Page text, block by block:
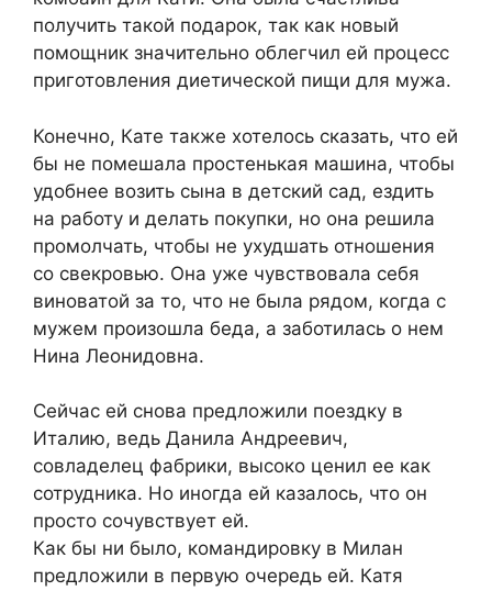
получить такой подарок, так как новый
помощник значительно облегчил ей процесс
приготовления диетической пищи для мужа.
Конечно, Кате также хотелось сказать, что ей
бы не помешала простенькая машина, чтобы
удобнее возить сына в детский сад, ездить
на работу и делать покупки, но она решила
промолчать, чтобы не ухудшать отношения
со свекровью. Она уже чувствовала себя
виноватой за то, что не была рядом, когда с
мужем произошла беда, а заботилась о нем
Нина Леонидовна.
Сейчас ей снова предложили поездку в
Италию, ведь Данила Андреевич,
совладелец фабрики, высоко ценил ее как
сотрудника. Но иногда ей казалось, что он
просто сочувствует ей.
Как бы ни было, командировку в Милан
предложили в первую очередь ей. Катя